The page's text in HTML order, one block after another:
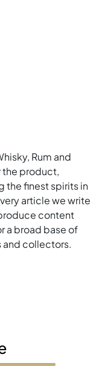
Rum and
the product,
the finest spirits in
article we write
content
a broad base of
and collectors.